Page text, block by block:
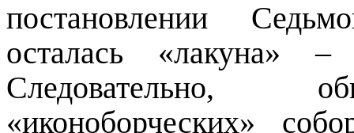
постановлении С
осталась «лакуна» –
Следовательно,
«иконоборческих»